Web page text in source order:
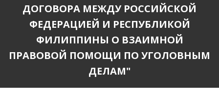
ДОГОВОРА МЕЖДУ РОССИЙСКОЙ
ФЕДЕРАЦИЕЙ И РЕСПУБЛИКОЙ
ФИЛИППИНЫ О ВЗАИМНОЙ
ПРАВОВОЙ ПОМОЩИ ПО УГОЛОВНЫМ
ДЕЛАМ"